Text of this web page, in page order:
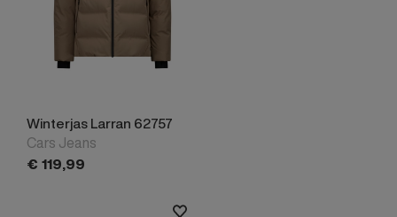
Winterjas Larran 62757
Cars Jeans
€ 119,99